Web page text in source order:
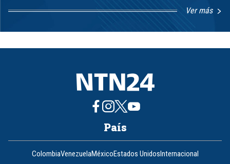
Ver más
1
8
País
ColombiaVenezuelaMéxicoEstados UnidosInternacional